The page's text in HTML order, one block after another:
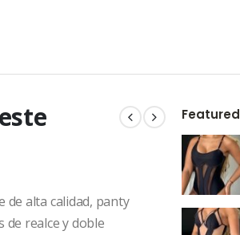
de alta calidad, panty
de realce y doble
Featured